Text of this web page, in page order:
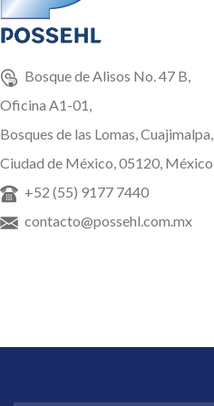
Bosque de Alisos No. 47 B,
Oficina A1-01,
Bosques de las Lomas, Cuajimalpa,
Ciudad de México, 05120, México
+52 (55) 9177 7440
contacto@possehl.com.mx